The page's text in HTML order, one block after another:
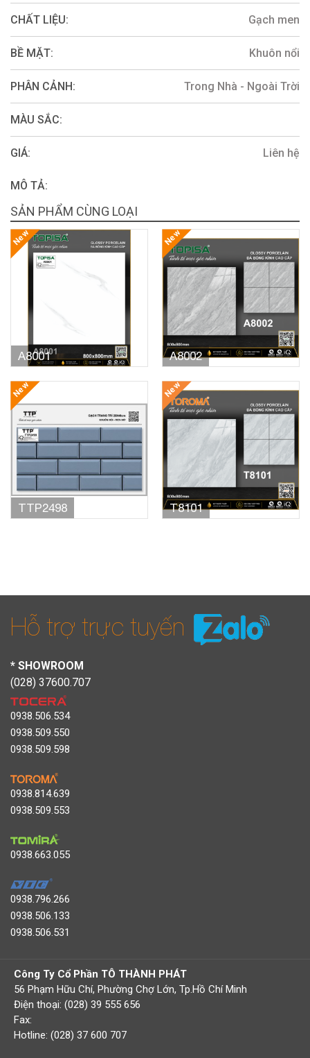
CHẤT LIỆU: Gạch men
BỀ MẶT: Khuôn nổi
PHÂN CẢNH: Trong Nhà - Ngoài Trời
MÀU SẮC:
GIÁ: Liên hệ
MÔ TẢ:
SẢN PHẨM CÙNG LOẠI
New
A8001
New
A8002
New
TTP2498
New
T8101
Hỗ trợ trực tuyến
* SHOWROOM
(028) 37600.707
0938.506.534
0938.509.550
0938.509.598
0938.814.639
0938.509.553
0938.663.055
0938.796.266
0938.506.133
0938.506.531
Công Ty Cổ Phần TÔ THÀNH PHÁT
56 Phạm Hữu Chí, Phường Chợ Lớn, Tp.Hồ Chí Minh
Điện thoại: (028) 39 555 656
Fax:
Hotline: (028) 37 600 707